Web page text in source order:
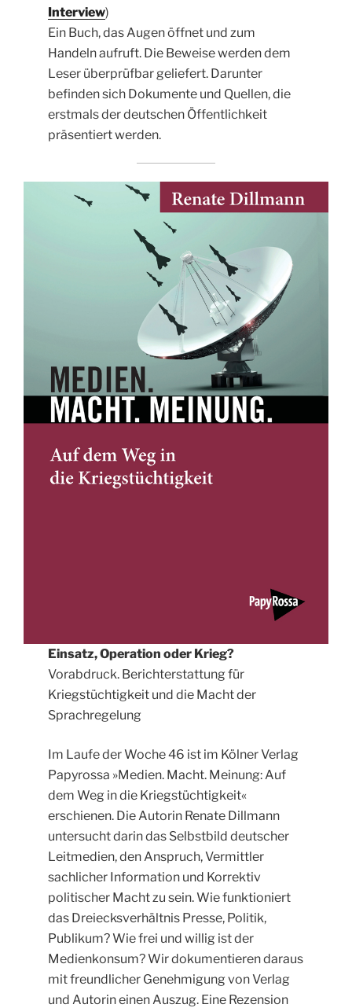
Interview)
Ein Buch, das Augen öffnet und zum
Handeln aufruft. Die Beweise werden dem
Leser überprüfbar geliefert. Darunter
befinden sich Dokumente und Quellen, die
erstmals der deutschen Öffentlichkeit
präsentiert werden.
Einsatz, Operation oder Krieg?
Vorabdruck. Berichterstattung für
Kriegstüchtigkeit und die Macht der
Sprachregelung
Im Laufe der Woche 46 ist im Kölner Verlag
Papyrossa »Medien. Macht. Meinung: Auf
dem Weg in die Kriegstüchtigkeit«
erschienen. Die Autorin Renate Dillmann
untersucht darin das Selbstbild deutscher
Leitmedien, den Anspruch, Vermittler
sachlicher Information und Korrektiv
politischer Macht zu sein. Wie funktioniert
das Dreiecksverhältnis Presse, Politik,
Publikum? Wie frei und willig ist der
Medienkonsum? Wir dokumentieren daraus
mit freundlicher Genehmigung von Verlag
und Autorin einen Auszug. Eine Rezension